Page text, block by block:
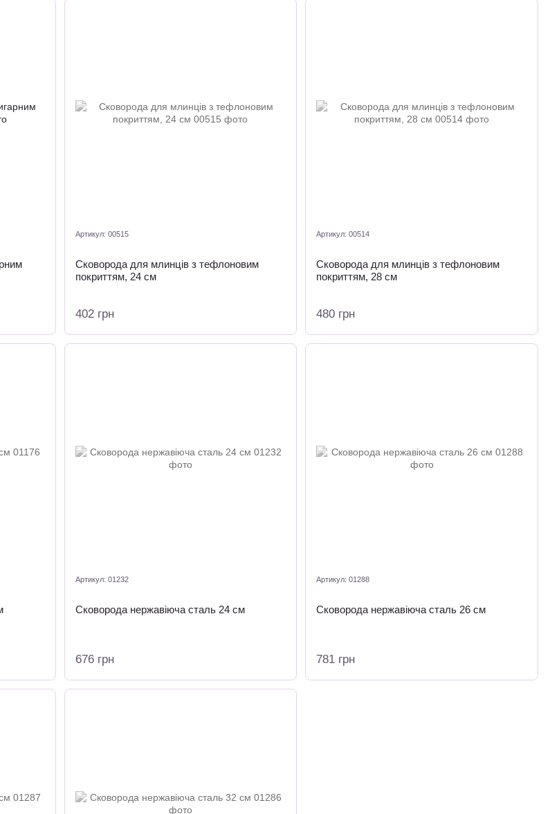
Артикул: 00515
Сковорода для млинців з тефлоновим
покриттям, 24 см
402 грн
Артикул: 00514
Сковорода для млинців з тефлоновим
покриттям, 28 см
480 грн
Артикул: 01232
Сковорода нержавіюча сталь 24 см
676 грн
Артикул: 01288
Сковорода нержавіюча сталь 26 см
781 грн